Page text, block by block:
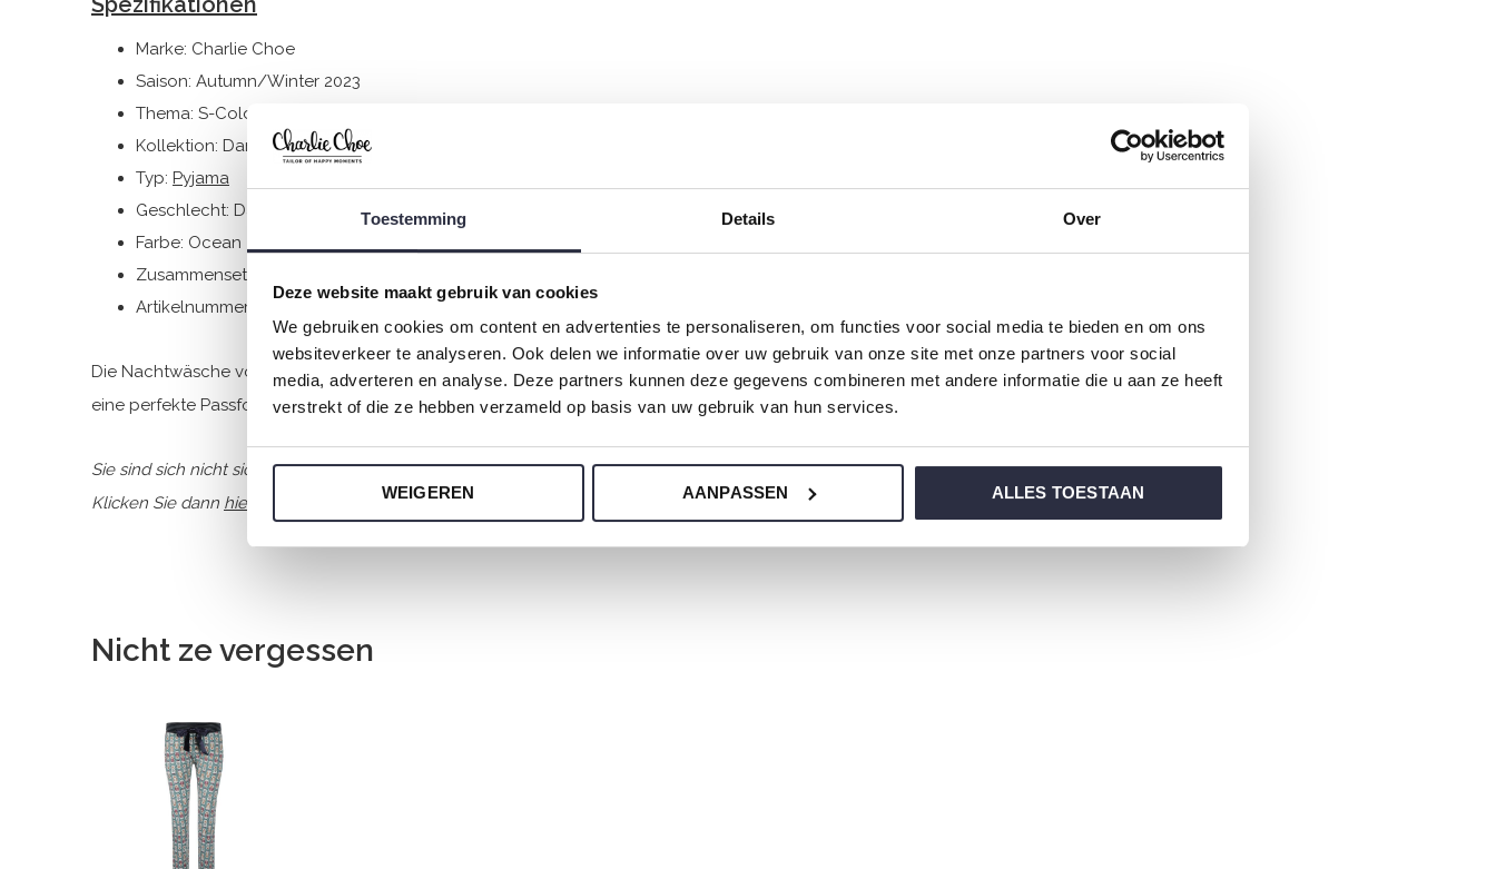
Toestemming Details Over
Deze website maakt gebruik van cookies
We gebruiken cookies om content en advertenties te personaliseren, om functies voor social media te bieden en om ons
websiteverkeer te analyseren. Ook delen we informatie over uw gebruik van onze site met onze partners voor social
media, adverteren en analyse. Deze partners kunnen deze gegevens combineren met andere informatie die u aan ze heeft
verstrekt of die ze hebben verzameld op basis van uw gebruik van hun services.
WEIGEREN AANPASSEN ALLES TOESTAAN
Marke: Charlie Choe
Saison: Autumn/Winter 2023
Thema: S-Cold days
Kollektion: Damen
Typ: Pyjama
Geschlecht: Damen
Farbe: Ocean
Zusammensetzung: 95% Cotton/ 5% Elastane
Artikelnummer: S49139-38
Die Nachtwäsche von Charlie Choe ist gefertigt aus einem wunderbar weichen Jersey und hat
eine perfekte Passform.
Sie sind sich nicht sicher, welche Größe Sie für unsere Nachtwäsche wählen sollen?
Klicken Sie dann hier für die Größentabelle von Charlie Choe.
Nicht ze vergessen